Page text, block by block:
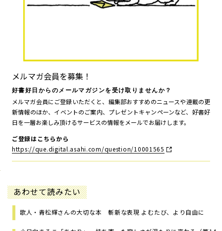
メルマガ会員を募集！
好書好日からのメールマガジンを受け取りませんか？
メルマガ会員にご登録いただくと、編集部おすすめのニュースや連載の更
新情報のほか、イベントのご案内、プレゼントキャンペーンなど、好書好
日を一層お楽しみ頂けるサービスの情報をメールでお届けします。
ご登録はこちらから
https://que.digital.asahi.com/question/10001565
あわせて読みたい
歌人・青松輝さんの大切な本 斬新な表現 よむたび、より自由に